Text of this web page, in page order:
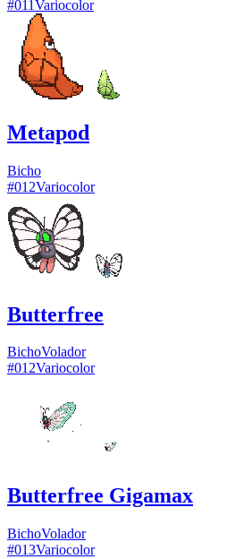
#011Variocolor
Metapod
Bicho
#012Variocolor
Butterfree
BichoVolador
#012Variocolor
Butterfree Gigamax
BichoVolador
#013Variocolor